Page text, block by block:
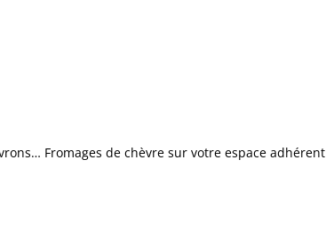
Fromages de chèvre sur votre espace adhérent